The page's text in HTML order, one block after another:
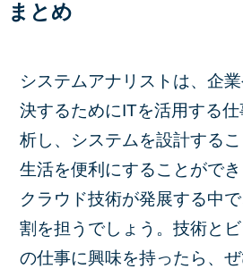
まとめ
システムアナリストは、企
決するためにITを活用する
析し、システムを設計する
生活を便利にすることがで
クラウド技術が発展する中
割を担うでしょう。技術と
の仕事に興味を持ったら、